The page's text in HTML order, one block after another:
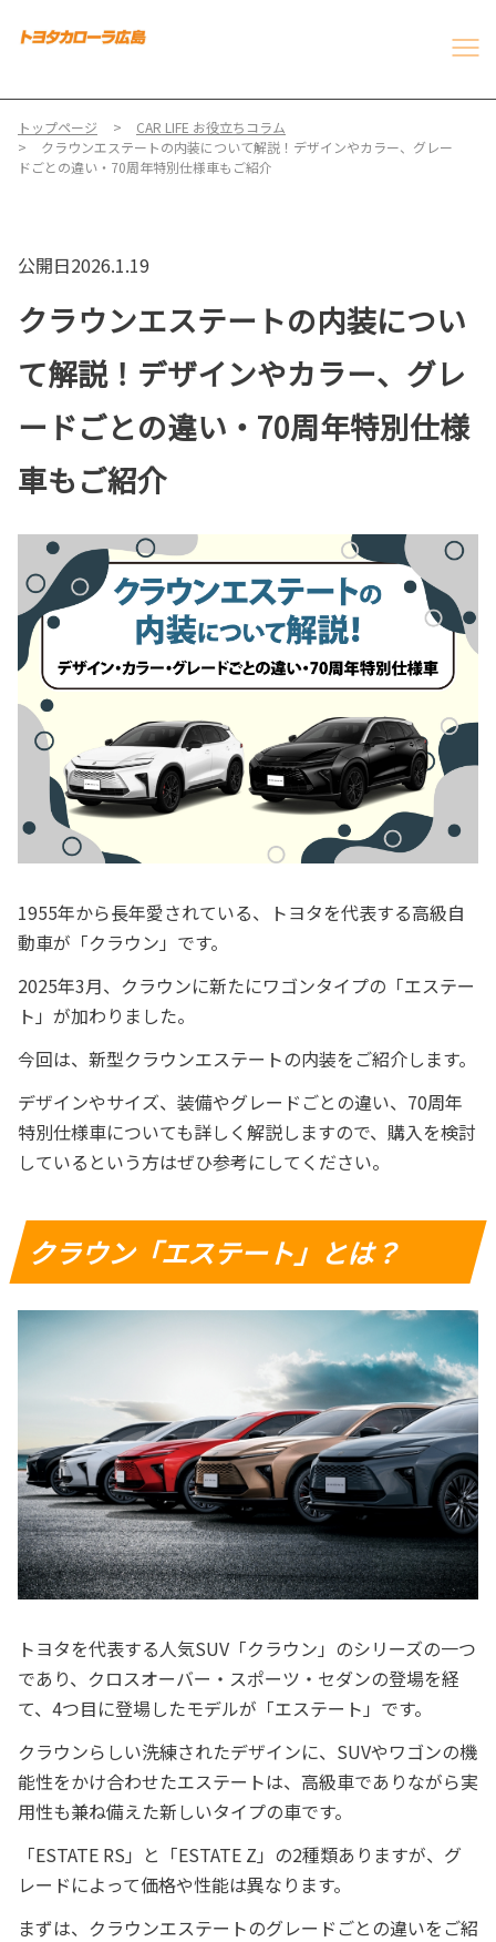
トップページ
CAR LIFE お役立ちコラム
クラウンエステートの内装について解説！デザインやカラー、グレー
ドごとの違い・70周年特別仕様車もご紹介
公開日2026.1.19
クラウンエステートの内装につい
て解説！デザインやカラー、グレ
ードごとの違い・70周年特別仕様
車もご紹介
1955年から長年愛されている、トヨタを代表する高級自
動車が「クラウン」です。
2025年3月、クラウンに新たにワゴンタイプの「エステー
ト」が加わりました。
今回は、新型クラウンエステートの内装をご紹介します。
デザインやサイズ、装備やグレードごとの違い、70周年
特別仕様車についても詳しく解説しますので、購入を検討
しているという方はぜひ参考にしてください。
クラウン「エステート」とは？
トヨタを代表する人気SUV「クラウン」のシリーズの一つ
であり、クロスオーバー・スポーツ・セダンの登場を経
て、4つ目に登場したモデルが「エステート」です。
クラウンらしい洗練されたデザインに、SUVやワゴンの機
能性をかけ合わせたエステートは、高級車でありながら実
用性も兼ね備えた新しいタイプの車です。
「ESTATE RS」と「ESTATE Z」の2種類ありますが、グ
レードによって価格や性能は異なります。
まずは、クラウンエステートのグレードごとの違いをご紹